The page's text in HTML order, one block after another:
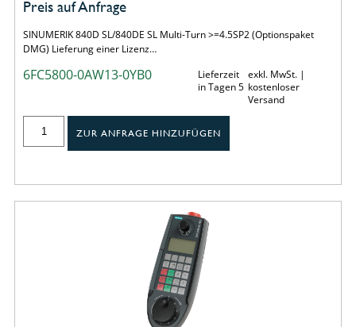
Preis auf Anfrage
SINUMERIK 840D SL/840DE SL Multi-Turn >=4.5SP2 (Optionspaket
DMG) Lieferung einer Lizenz…
6FC5800-0AW13-0YB0
Lieferzeit
in Tagen 5
exkl. MwSt. |
kostenloser
Versand
ZUR ANFRAGE HINZUFÜGEN